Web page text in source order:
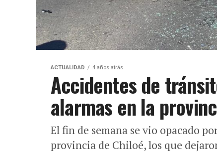
ACTUALIDAD 4 años atrás
Accidentes de
alarmas en la
El fin de semana se vio opacado
provincia de Chiloé, los que